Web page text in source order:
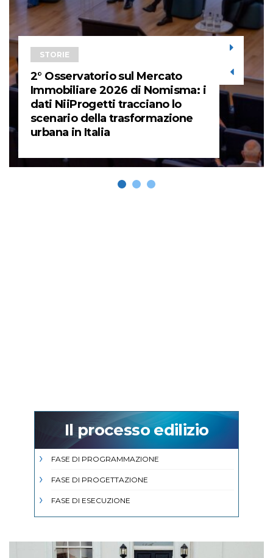
STORIE
2° Osservatorio sul Mercato
Immobiliare 2026 di Nomisma: i
dati NiiProgetti tracciano lo
scenario della trasformazione
urbana in Italia
Il processo edilizio
FASE DI PROGRAMMAZIONE
FASE DI PROGETTAZIONE
FASE DI ESECUZIONE